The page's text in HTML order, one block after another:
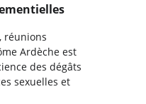
réunions
Ardèche est
des dégâts
sexuelles et